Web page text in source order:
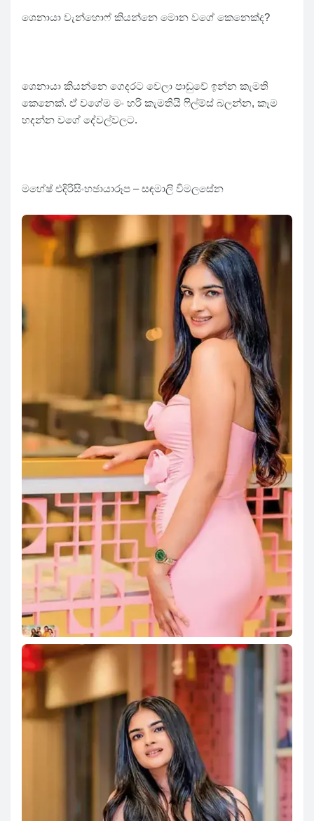
ශෙනායා වැන්හොෆ් කියන්නෙ මොන වගේ කෙනෙක්ද?
ශෙනායා කියන්නෙ ගෙදරට වෙලා පාඩුවේ ඉන්න කැමති
කෙනෙක්. ඒ වගේම මං හරි කැමතියි ෆිල්ම්ස් බලන්න, කෑම
හදන්න වගේ දේවල්වලට.
මහේෂ් එදිරිසිංහඡායාරූප – සඳමාලි විමලසේන